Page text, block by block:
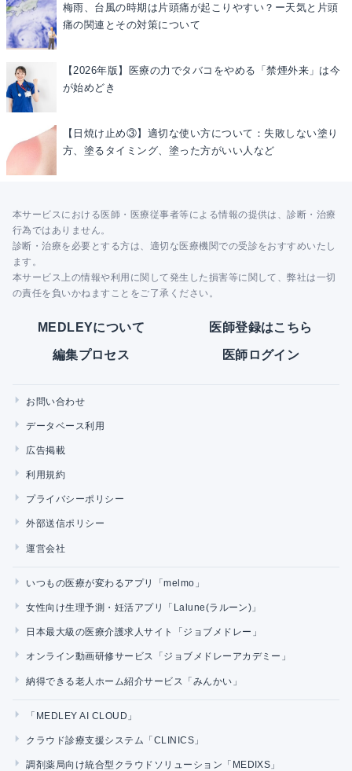
梅雨、台風の時期は片頭痛が起こりやすい？ー天気と片頭
痛の関連とその対策について
【2026年版】医療の力でタバコをやめる「禁煙外来」は今
が始めどき
【日焼け止め③】適切な使い方について：失敗しない塗り
方、塗るタイミング、塗った方がいい人など
本サービスにおける医師・医療従事者等による情報の提供は、診断・治療
行為ではありません。
診断・治療を必要とする方は、適切な医療機関での受診をおすすめいたし
ます。
本サービス上の情報や利用に関して発生した損害等に関して、弊社は一切
の責任を負いかねますことをご了承ください。
MEDLEYについて 医師登録はこちら
編集プロセス 医師ログイン
お問い合わせ
データベース利用
広告掲載
利用規約
プライバシーポリシー
外部送信ポリシー
運営会社
いつもの医療が変わるアプリ「melmo」
女性向け生理予測・妊活アプリ「Lalune(ラルーン)」
日本最大級の医療介護求人サイト「ジョブメドレー」
オンライン動画研修サービス「ジョブメドレーアカデミー」
納得できる老人ホーム紹介サービス「みんかい」
「MEDLEY AI CLOUD」
クラウド診療支援システム「CLINICS」
調剤薬局向け統合型クラウドソリューション「MEDIXS」